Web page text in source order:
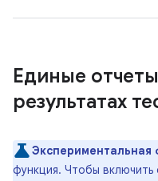
Единые
результатах
Экспериментальная
функция. Чтобы